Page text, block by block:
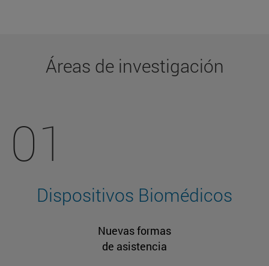
Áreas de investigación
01
Dispositivos Biomédicos
Nuevas formas
de asistencia